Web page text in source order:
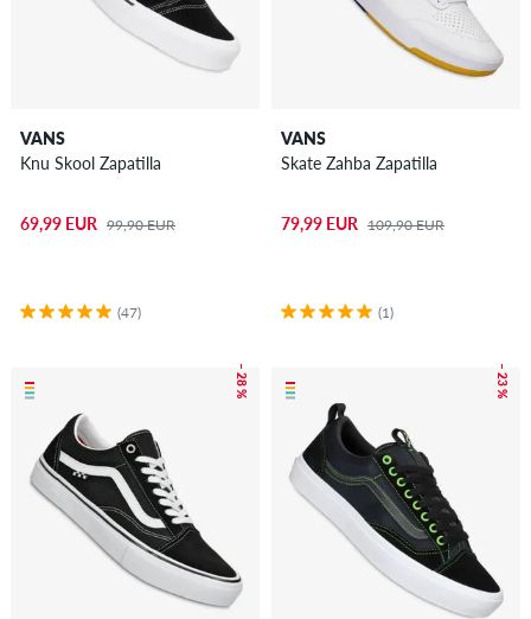
VANS
Knu Skool Zapatilla
69,99 EUR 99,90 EUR
(47)
VANS
Skate Zahba Zapatilla
79,99 EUR 109,90 EUR
(1)
– 28 % – 23 %